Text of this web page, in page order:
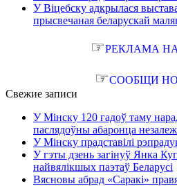
У Віцебску адкрылася
прысвечаная беларускай
☞РЕКЛАМА
☞СООБЩИ
Свежие записи
У Мінску 120 гадоў таму
паслядоўны абаронца
У Мінску прадставілі
У гэты дзень загінуў Янка
найвялікшых паэтаў Беларусі
Вясновы абрад «Саракі»